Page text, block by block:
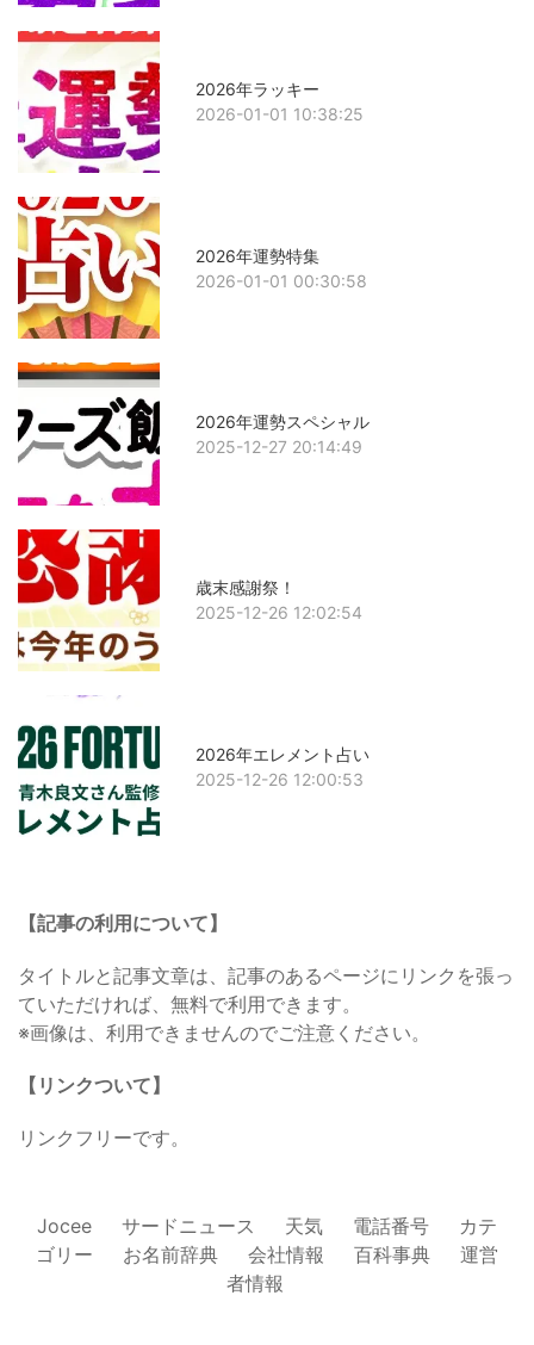
2026年ラッキー
2026-01-01 10:38:25
2026年運勢特集
2026-01-01 00:30:58
2026年運勢スペシャル
2025-12-27 20:14:49
歳末感謝祭！
2025-12-26 12:02:54
2026年エレメント占い
2025-12-26 12:00:53
【記事の利用について】
タイトルと記事文章は、記事のあるページにリンクを張っ
ていただければ、無料で利用できます。
※画像は、利用できませんのでご注意ください。
【リンクついて】
リンクフリーです。
Jocee サードニュース 天気 電話番号
カテ
ゴリー
お名前辞典 会社情報 百科事典
運営
者情報